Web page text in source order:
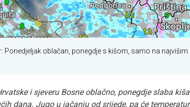
: Ponedjeljak oblačan, ponegdje s kišom, samo na
i sjeveru Bosne oblačno, ponegdje slaba
dana. Jugo u jačanju od srijede, pa će